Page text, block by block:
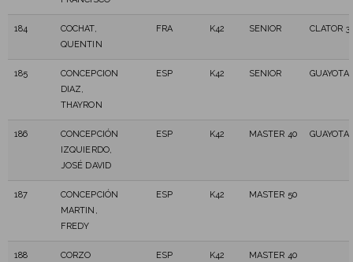
184
COCHAT,
QUENTIN
FRA K42 SENIOR CLATOR
185
CONCEPCION
DIAZ,
THAYRON
ESP K42 SENIOR GUAYOTA
186
CONCEPCIÓN
IZQUIERDO,
JOSÉ DAVID
ESP K42 MASTER 40 GUAYOTA
187
CONCEPCIÓN
MARTIN,
FREDY
ESP K42 MASTER 50
188
CORZO
ESP K42 MASTER 40